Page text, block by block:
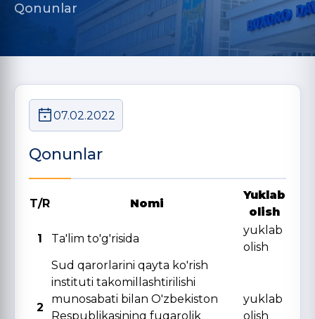
Qonunlar
07.02.2022
Qonunlar
T/R Nomi
Yuklab
olish
1
Ta'lim to'g'risida
yuklab
olish
2
Sud qarorlarini qayta ko'rish
instituti takomillashtirilishi
munosabati bilan O'zbekiston
Respublikasining fuqarolik
yuklab
olish